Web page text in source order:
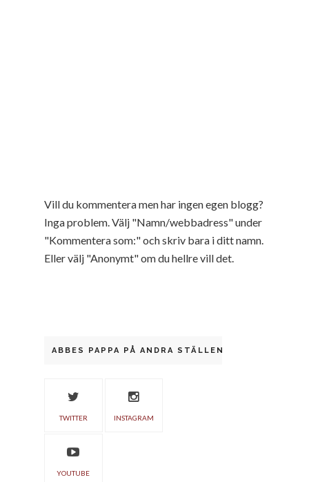
Vill du kommentera men har ingen egen blogg?
Inga problem. Välj "Namn/webbadress" under
"Kommentera som:" och skriv bara i ditt namn.
Eller välj "Anonymt" om du hellre vill det.
ABBES PAPPA PÅ ANDRA STÄLLEN
TWITTER INSTAGRAM
YOUTUBE